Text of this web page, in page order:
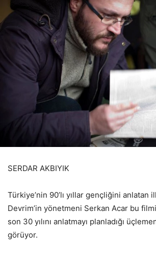
SERDAR AKBIYIK
Türkiye’nin 90’lı yıllar gençliğini anlatan
Devrim’in yönetmeni Serkan Acar bu
son 30 yılını anlatmayı planladığı
görüyor.